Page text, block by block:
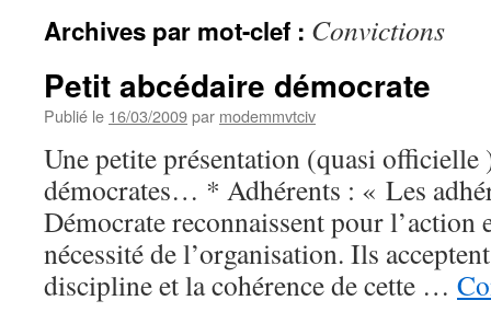
Archives par mot-clef : Convictions
Petit abcédaire démocrate
Publié le 16/03/2009par modemmvtciv
Une petite présentation (quasi officielle
démocrates… * Adhérents : « Les
Démocrate reconnaissent pour l’action
nécessité de l’organisation. Ils
discipline et la cohérence de cette …